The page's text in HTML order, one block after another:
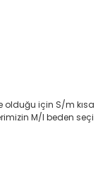
olduğu için S/m kısa
M/l beden seçi